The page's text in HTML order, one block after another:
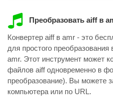
Преобразовать aiff в
Конвертер aiff в amr - это
для простого
amr. Этот инструмент может
файлов aiff одновременно в
преобразование). Вы можете
компьютера или по URL.